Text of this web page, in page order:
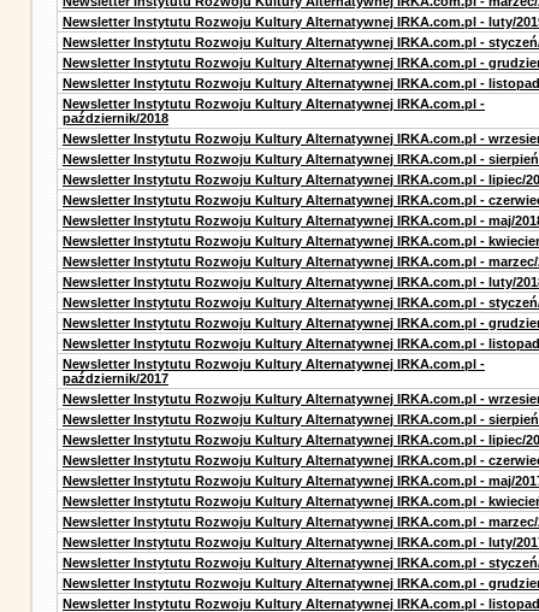
Newsletter Instytutu Rozwoju Kultury Alternatywnej IRKA.com.pl - luty/
Newsletter Instytutu Rozwoju Kultury Alternatywnej IRKA.com.pl -
Newsletter Instytutu Rozwoju Kultury Alternatywnej IRKA.com.pl -
Newsletter Instytutu Rozwoju Kultury Alternatywnej IRKA.com.pl -
Newsletter Instytutu Rozwoju Kultury Alternatywnej IRKA.com.pl -
październik/2018
Newsletter Instytutu Rozwoju Kultury Alternatywnej IRKA.com.pl -
Newsletter Instytutu Rozwoju Kultury Alternatywnej IRKA.com.pl -
Newsletter Instytutu Rozwoju Kultury Alternatywnej IRKA.com.pl - lipiec/
Newsletter Instytutu Rozwoju Kultury Alternatywnej IRKA.com.pl -
Newsletter Instytutu Rozwoju Kultury Alternatywnej IRKA.com.pl - maj/
Newsletter Instytutu Rozwoju Kultury Alternatywnej IRKA.com.pl -
Newsletter Instytutu Rozwoju Kultury Alternatywnej IRKA.com.pl - marzec/
Newsletter Instytutu Rozwoju Kultury Alternatywnej IRKA.com.pl - luty/
Newsletter Instytutu Rozwoju Kultury Alternatywnej IRKA.com.pl -
Newsletter Instytutu Rozwoju Kultury Alternatywnej IRKA.com.pl -
Newsletter Instytutu Rozwoju Kultury Alternatywnej IRKA.com.pl -
Newsletter Instytutu Rozwoju Kultury Alternatywnej IRKA.com.pl -
październik/2017
Newsletter Instytutu Rozwoju Kultury Alternatywnej IRKA.com.pl -
Newsletter Instytutu Rozwoju Kultury Alternatywnej IRKA.com.pl -
Newsletter Instytutu Rozwoju Kultury Alternatywnej IRKA.com.pl - lipiec/
Newsletter Instytutu Rozwoju Kultury Alternatywnej IRKA.com.pl -
Newsletter Instytutu Rozwoju Kultury Alternatywnej IRKA.com.pl - maj/
Newsletter Instytutu Rozwoju Kultury Alternatywnej IRKA.com.pl -
Newsletter Instytutu Rozwoju Kultury Alternatywnej IRKA.com.pl - marzec/
Newsletter Instytutu Rozwoju Kultury Alternatywnej IRKA.com.pl - luty/
Newsletter Instytutu Rozwoju Kultury Alternatywnej IRKA.com.pl -
Newsletter Instytutu Rozwoju Kultury Alternatywnej IRKA.com.pl -
Newsletter Instytutu Rozwoju Kultury Alternatywnej IRKA.com.pl -